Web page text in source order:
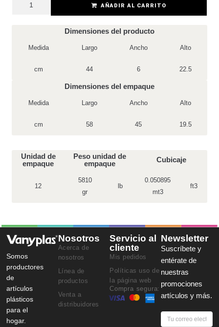
AÑADIR AL CARRITO
Dimensiones del producto
Medida Largo Ancho Alto
cm 44 6 22.5
Dimensiones del empaque
Medida Largo Ancho Alto
cm 58 45 19.5
Unidad de
empaque
Peso unidad de
empaque
Cubicaje
12
5810
gr
lb
0.050895
mt3
ft3
Somos
productores
de
artículos
plásticos
para el
hogar.
Nosotros
Acerca de
nosotros
Línea de
productos
Venta a
distribuidores
Servicio al
cliente
Mis pedidos
Políticas uso de
la página web
Compra segura:
Newsletter
Suscríbete y
entérate de
nuestras
promociones
artículos y más.